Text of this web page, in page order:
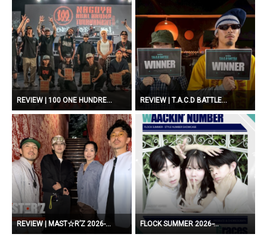
REVIEW | 100 ONE HUNDRE... REVIEW | T.A.C.D BATTLE...
REVIEW | MAST☆R’Z 2026-... FLOCK SUMMER 2026 ̵...